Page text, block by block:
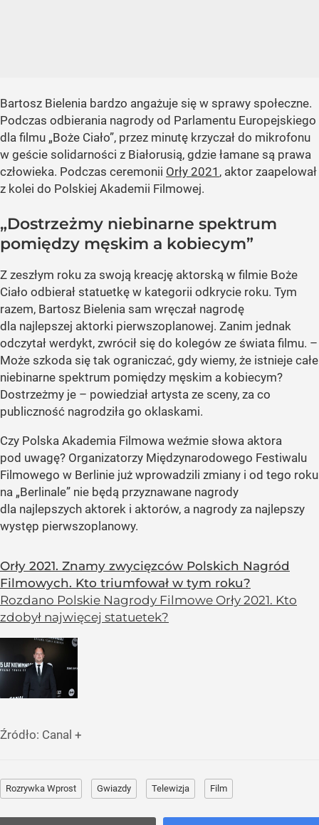
Bartosz Bielenia bardzo angażuje się w sprawy społeczne.
Podczas odbierania nagrody od Parlamentu Europejskiego
dla filmu „Boże Ciało”, przez minutę krzyczał do mikrofonu
w geście solidarności z Białorusią, gdzie łamane są prawa
człowieka. Podczas ceremonii Orły 2021 , aktor zaapelował
z kolei do Polskiej Akademii Filmowej.
„Dostrzeżmy niebinarne spektrum
pomiędzy męskim a kobiecym”
Z zeszłym roku za swoją kreację aktorską w filmie Boże
Ciało odbierał statuetkę w kategorii odkrycie roku. Tym
razem, Bartosz Bielenia sam wręczał nagrodę
dla najlepszej aktorki pierwszoplanowej. Zanim jednak
odczytał werdykt, zwrócił się do kolegów ze świata filmu. –
Może szkoda się tak ograniczać, gdy wiemy, że istnieje całe
niebinarne spektrum pomiędzy męskim a kobiecym?
Dostrzeżmy je – powiedział artysta ze sceny, za co
publiczność nagrodziła go oklaskami.
Czy Polska Akademia Filmowa weźmie słowa aktora
pod uwagę? Organizatorzy Międzynarodowego Festiwalu
Filmowego w Berlinie już wprowadzili zmiany i od tego roku
na „Berlinale” nie będą przyznawane nagrody
dla najlepszych aktorek i aktorów, a nagrody za najlepszy
występ pierwszoplanowy.
Orły 2021. Znamy zwycięzców Polskich Nagród
Filmowych. Kto triumfował w tym roku?
Rozdano Polskie Nagrody Filmowe Orły 2021. Kto
zdobył najwięcej statuetek?
Źródło: Canal +
Rozrywka Wprost Gwiazdy Telewizja Film